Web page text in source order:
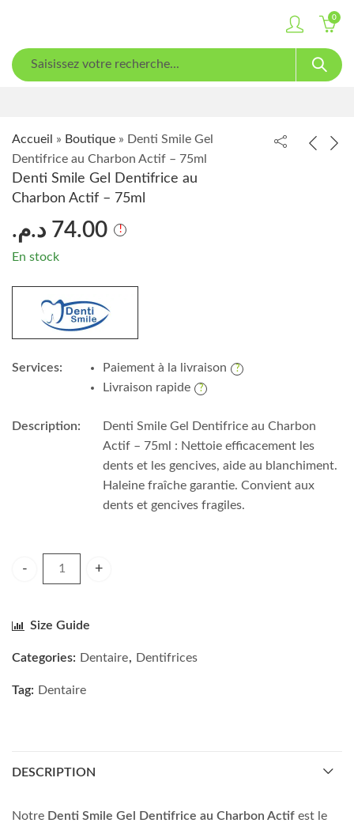
0
Accueil » Boutique » Denti Smile Gel
Dentifrice au Charbon Actif – 75ml
Denti Smile Gel Dentifrice au
Charbon Actif – 75ml
74.00 د.م.
En stock
Services:
Paiement à la livraison
Livraison rapide
Description:
Denti Smile Gel Dentifrice au Charbon
Actif – 75ml : Nettoie efficacement les
dents et les gencives, aide au blanchiment.
Haleine fraîche garantie. Convient aux
dents et gencives fragiles.
Size Guide
Categories: Dentaire, Dentifrices
Tag: Dentaire
DESCRIPTION
Notre Denti Smile Gel Dentifrice au Charbon Actif est le